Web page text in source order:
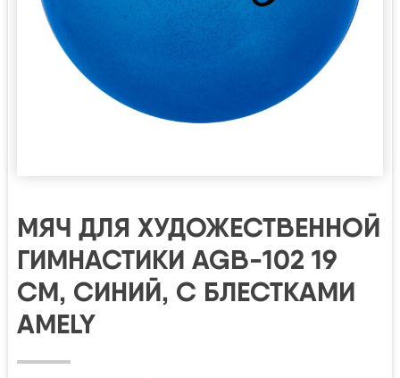
МЯЧ ДЛЯ ХУДОЖЕСТВЕННОЙ
ГИМНАСТИКИ AGB-102 19
СМ, СИНИЙ, С БЛЕСТКАМИ
AMELY